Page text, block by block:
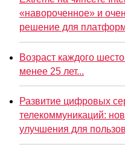
«навороченное» и
решение для
Возраст каждого
менее 25 лет...
Развитие цифровых
телекоммуникаций:
улучшения для